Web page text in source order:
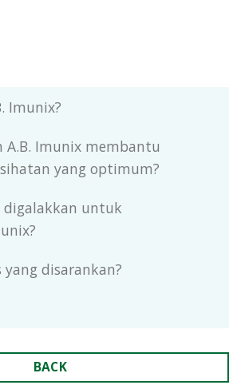
Imunix?
A.B. Imunix membantu
yang optimum?
digalakkan untuk
yang disarankan?
BACK